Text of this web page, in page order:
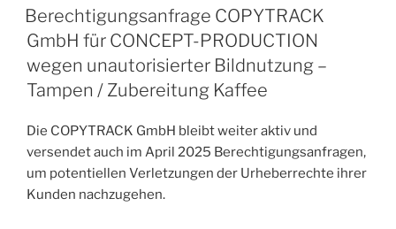
AM
Berechtigungsanfrage COPYTRACK
GmbH für CONCEPT-PRODUCTION
wegen unautorisierter Bildnutzung –
Tampen / Zubereitung Kaffee
Die COPYTRACK GmbH bleibt weiter aktiv und
versendet auch im April 2025 Berechtigungsanfragen,
um potentiellen Verletzungen der Urheberrechte ihrer
Kunden nachzugehen.